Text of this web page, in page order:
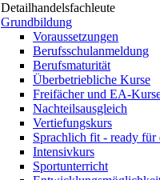
Detailhandelsfachleute
Grundbildung
Voraussetzungen
Berufsschulanmeldung
Berufsmaturität
Überbetriebliche Kurse
Freifächer und EA-
Nachteilsausgleich
Vertiefungskurs
Sprachlich fit - ready für
Intensivkurs
Sportunterricht